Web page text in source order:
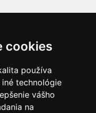
cookies
používa
technológie
vášho
na